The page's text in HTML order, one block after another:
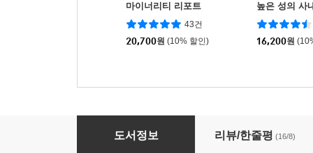
마이너리티 리포트
43건
20,700원 (10% 할인)
높은 성의 사
16,200원
화성의 타임슬립
도서정보 리뷰/한줄평 (16/8)